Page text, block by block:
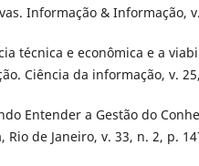
Informação & Informação,
técnica e econômica e a
Ciência da informação, v.
Entender a Gestão do
de Janeiro, v. 33, n. 2, p.